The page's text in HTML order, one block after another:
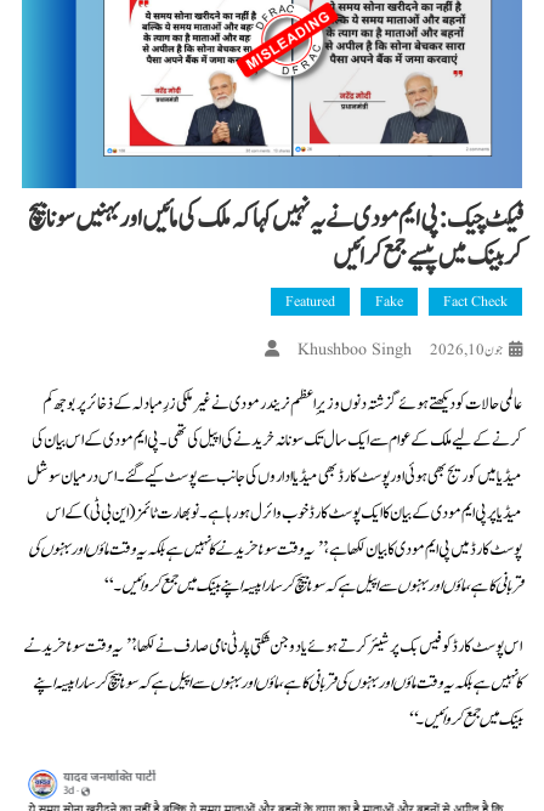
فیکٹ چیک: پی ایم مودی نے یہ نہیں کہا کہ ملک کی مائیں اور بہنیں سونا بیچ
کر بینک میں پیسے جمع کرائیں
Fact Check
Fake
Featured
جون 10, 2026 Khushboo Singh
عالمی حالات کو دیکھتے ہوئے گزشتہ دنوں وزیرِ اعظم نریندر مودی نے غیر ملکی زرِ مبادلہ کے ذخائر پر بوجھ کم
کرنے کے لیے ملک کے عوام سے ایک سال تک سونا نہ خریدنے کی اپیل کی تھی۔ پی ایم مودی کے اس بیان کی
میڈیا میں کوریج بھی ہوئی اور پوسٹ کارڈ بھی میڈیا اداروں کی جانب سے پوسٹ کیے گئے۔ اس درمیان سوشل
میڈیا پر پی ایم مودی کے بیان کا ایک پوسٹ کارڈ خوب وائرل ہو رہا ہے۔ نو بھارت ٹائمز (این بی ٹی) کے اس
پوسٹ کارڈ میں پی ایم مودی کا بیان لکھا ہے،’’یہ وقت سونا خریدنے کا نہیں ہے بلکہ یہ وقت ماؤں اور بہنوں کی
قربانی کا ہے، ماؤں اور بہنوں سے اپیل ہے کہ سونا بیچ کر سارا پیسہ اپنے بینک میں جمع کروائیں۔‘‘
اس پوسٹ کارڈ کو فیس بک پر شیئر کرتے ہوئے یادو جن شکتی پارٹی نامی صارف نے لکھا،’’یہ وقت سونا خریدنے
کا نہیں ہے بلکہ یہ وقت ماؤں اور بہنوں کی قربانی کا ہے، ماؤں اور بہنوں سے اپیل ہے کہ سونا بیچ کر سارا پیسہ اپنے
بینک میں جمع کروائیں۔‘‘